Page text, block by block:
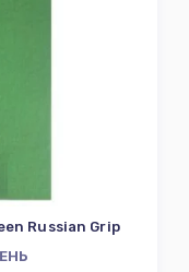
Russian Grip